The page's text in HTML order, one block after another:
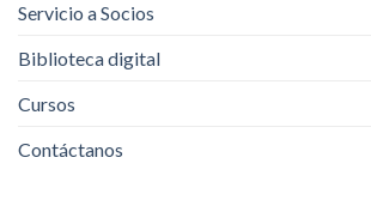
Servicio a Socios
Biblioteca digital
Cursos
Contáctanos